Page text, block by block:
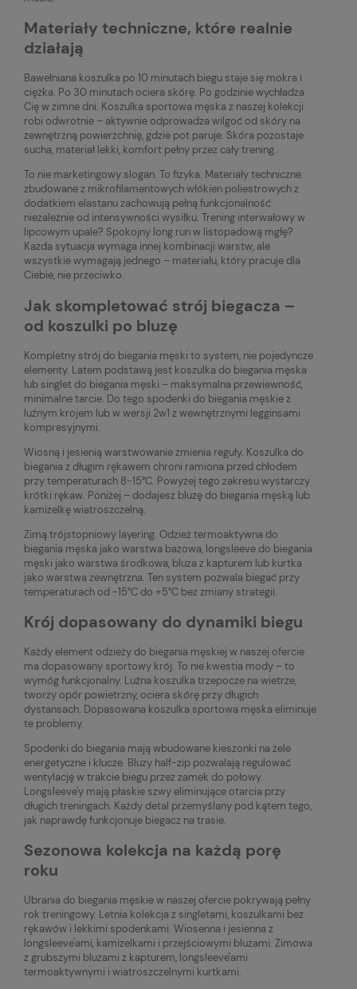
Materiały techniczne, które realnie
działają
Bawełniana koszulka po 10 minutach biegu staje się mokra i
ciężka. Po 30 minutach ociera skórę. Po godzinie wychładza
Cię w zimne dni. Koszulka sportowa męska z naszej kolekcji
robi odwrotnie – aktywnie odprowadza wilgoć od skóry na
zewnętrzną powierzchnię, gdzie pot paruje. Skóra pozostaje
sucha, materiał lekki, komfort pełny przez cały trening.
To nie marketingowy slogan. To fizyka. Materiały techniczne
zbudowane z mikrofilamentowych włókien poliestrowych z
dodatkiem elastanu zachowują pełną funkcjonalność
niezależnie od intensywności wysiłku. Trening interwałowy w
lipcowym upale? Spokojny long run w listopadową mgłę?
Każda sytuacja wymaga innej kombinacji warstw, ale
wszystkie wymagają jednego – materiału, który pracuje dla
Ciebie, nie przeciwko.
Jak skompletować strój biegacza –
od koszulki po bluzę
Kompletny strój do biegania męski to system, nie pojedyncze
elementy. Latem podstawą jest koszulka do biegania męska
lub singlet do biegania męski – maksymalna przewiewność,
minimalne tarcie. Do tego spodenki do biegania męskie z
luźnym krojem lub w wersji 2w1 z wewnętrznymi legginsami
kompresyjnymi.
Wiosną i jesienią warstwowanie zmienia reguły. Koszulka do
biegania z długim rękawem chroni ramiona przed chłodem
przy temperaturach 8-15°C. Powyżej tego zakresu wystarczy
krótki rękaw. Poniżej – dodajesz bluzę do biegania męską lub
kamizelkę wiatroszczelną.
Zimą trójstopniowy layering. Odzież termoaktywna do
biegania męska jako warstwa bazowa, longsleeve do biegania
męski jako warstwa środkowa, bluza z kapturem lub kurtka
jako warstwa zewnętrzna. Ten system pozwala biegać przy
temperaturach od -15°C do +5°C bez zmiany strategii.
Krój dopasowany do dynamiki biegu
Każdy element odzieży do biegania męskiej w naszej ofercie
ma dopasowany sportowy krój. To nie kwestia mody – to
wymóg funkcjonalny. Luźna koszulka trzepocze na wietrze,
tworzy opór powietrzny, ociera skórę przy długich
dystansach. Dopasowana koszulka sportowa męska eliminuje
te problemy.
Spodenki do biegania mają wbudowane kieszonki na żele
energetyczne i klucze. Bluzy half-zip pozwalają regulować
wentylację w trakcie biegu przez zamek do połowy.
Longsleeve'y mają płaskie szwy eliminujące otarcia przy
długich treningach. Każdy detal przemyślany pod kątem tego,
jak naprawdę funkcjonuje biegacz na trasie.
Sezonowa kolekcja na każdą porę
roku
Ubrania do biegania męskie w naszej ofercie pokrywają pełny
rok treningowy. Letnia kolekcja z singletami, koszulkami bez
rękawów i lekkimi spodenkami. Wiosenna i jesienna z
longsleeve'ami, kamizelkami i przejściowymi bluzami. Zimowa
z grubszymi bluzami z kapturem, longsleeve'ami
termoaktywnymi i wiatroszczelnymi kurtkami.